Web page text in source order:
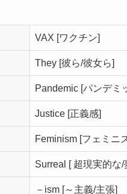
VAX [ワクチン]
They [彼ら/彼女ら]
Pandemic [パンデミ
Justice [正義感]
Feminism [フェミニ
Surreal [ 超現実的な
－ism [～主義/主張]